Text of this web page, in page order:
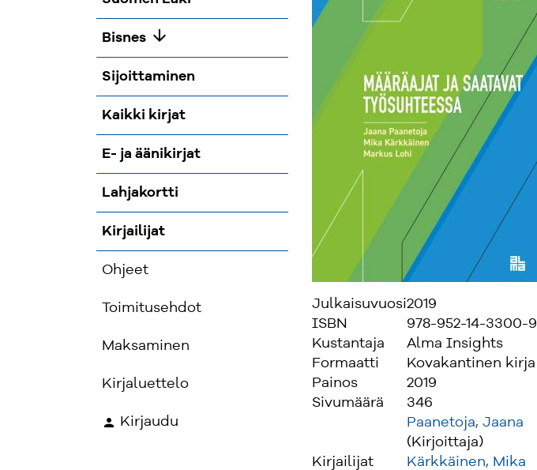
Bisnes arrow_downward
Sijoittaminen
Kaikki kirjat
E- ja äänikirjat
Lahjakortti
Kirjailijat
Ohjeet
Toimitusehdot
Maksaminen
Kirjaluettelo
Kirjaudu
Julkaisuvuosi2019
ISBN
978-952-14-3300-9
Kustantaja
Alma Insights
Formaatti
Kovakantinen kirja
Painos
2019
Sivumäärä
346
Kirjailijat
Paanetoja, Jaana
(Kirjoittaja)
Kärkkäinen, Mika